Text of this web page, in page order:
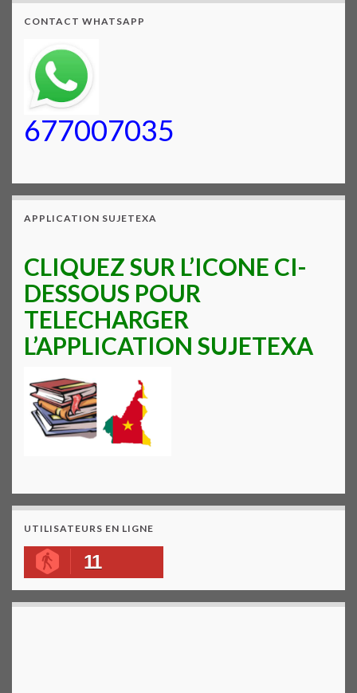
CONTACT WHATSAPP
677007035
APPLICATION SUJETEXA
CLIQUEZ SUR L’ICONE CI-
DESSOUS POUR
TELECHARGER
L’APPLICATION SUJETEXA
UTILISATEURS EN LIGNE
11